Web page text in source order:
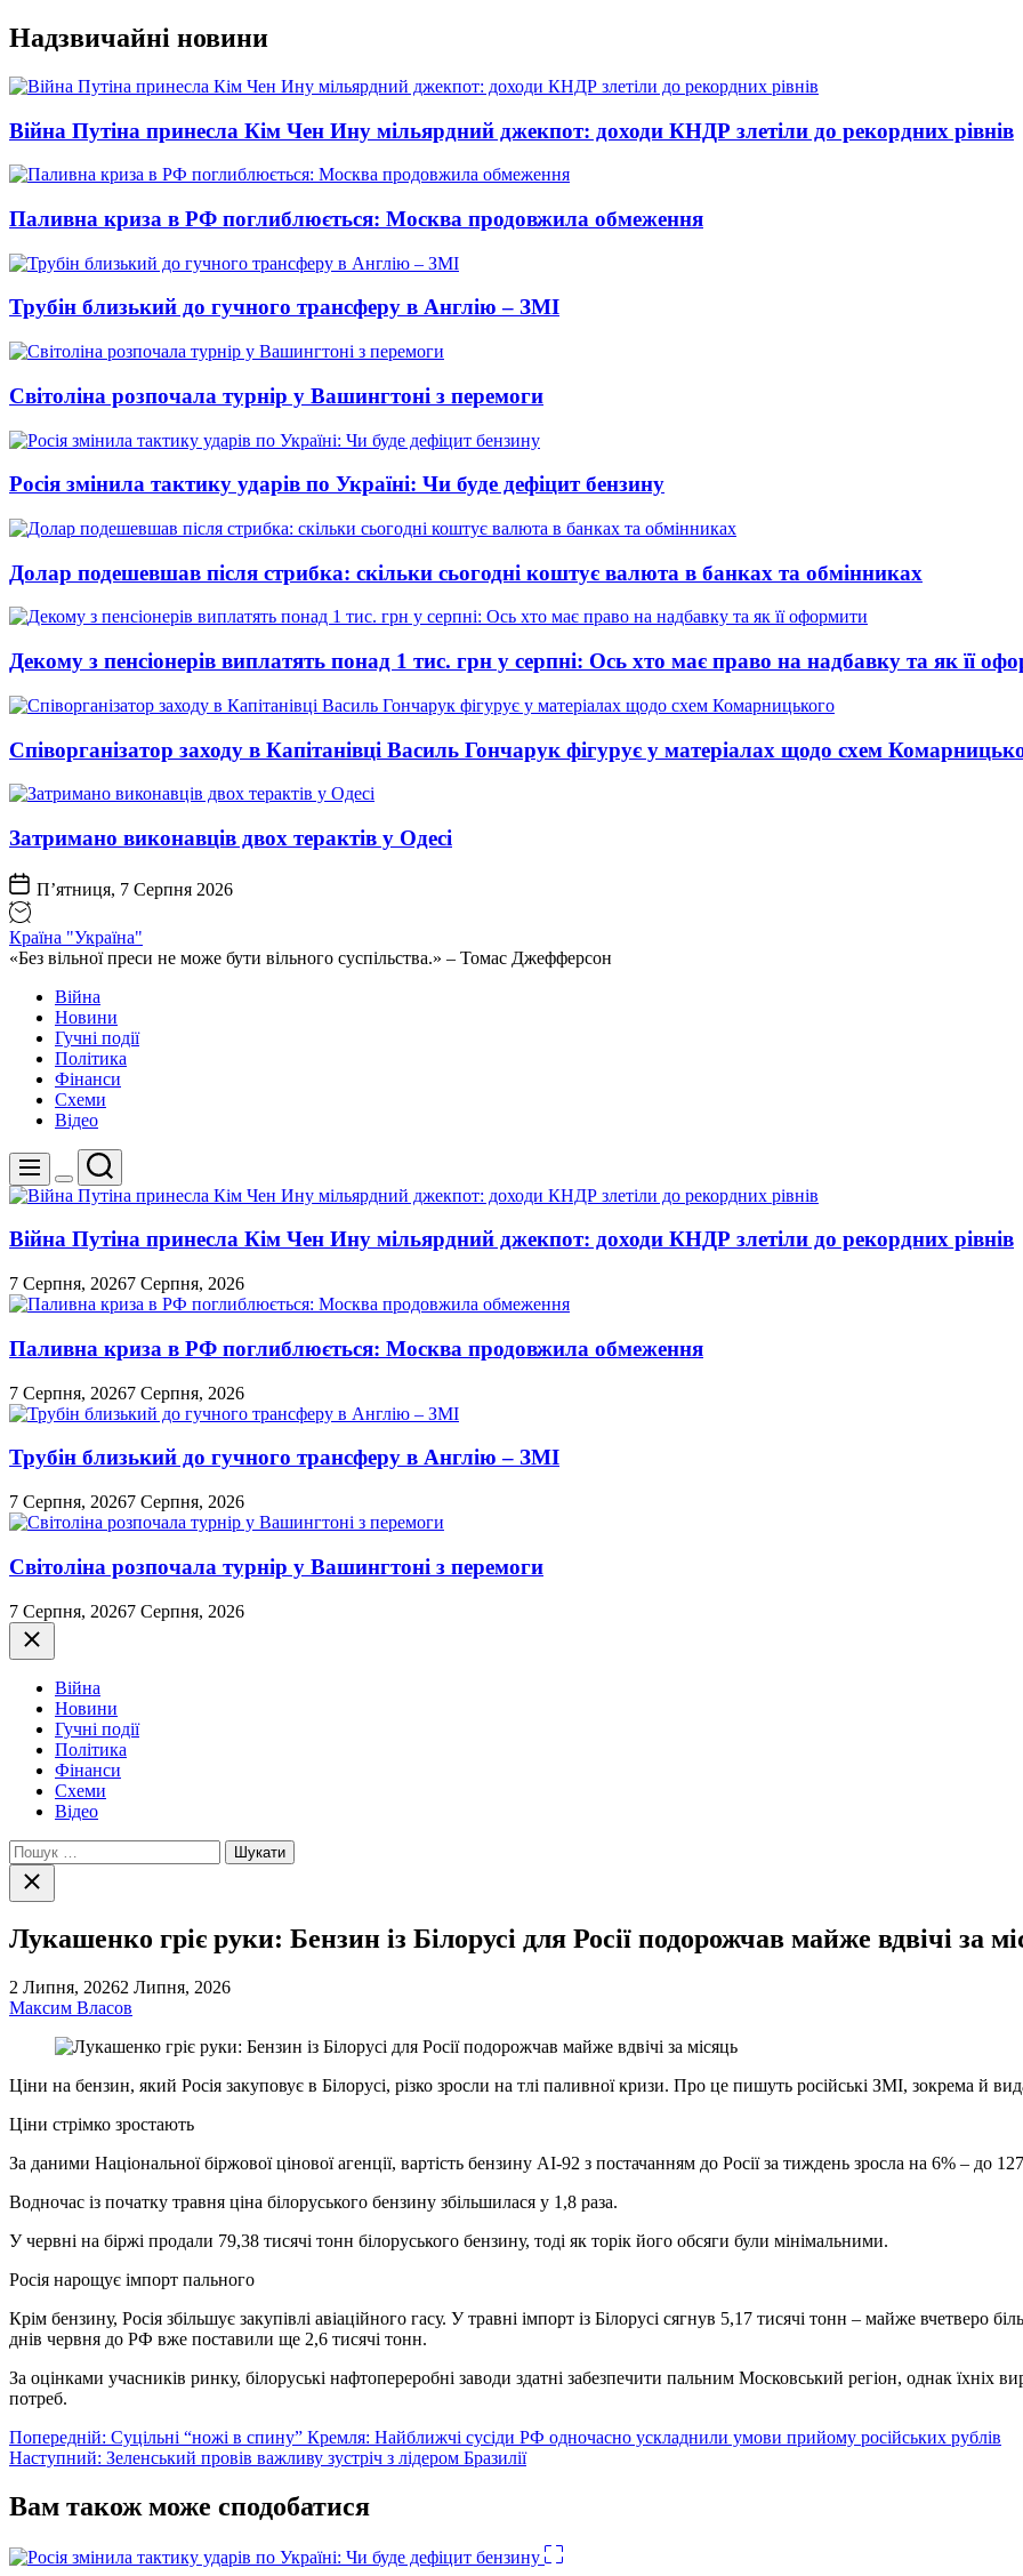
Перейти
до
вмісту
Надзвичайні новини
Війна Путіна принесла Кім Чен Ину мільярдний джекпот: доходи КНДР злетіли до рекордних рівнів
Паливна криза в РФ поглиблюється: Москва продовжила обмеження
Трубін близький до гучного трансферу в Англію – ЗМІ
Світоліна розпочала турнір у Вашингтоні з перемоги
Росія змінила тактику ударів по Україні: Чи буде дефіцит бензину
Долар подешевшав після стрибка: скільки сьогодні коштує валюта в банках та обмінниках
Декому з пенсіонерів виплатять понад 1 тис. грн у серпні: Ось хто має право на надбавку та як її
Співорганізатор заходу в Капітанівці Василь Гончарук фігурує у матеріалах щодо схем
Затримано виконавців двох терактів у Одесі
П’ятниця, 7 Серпня 2026
Країна "Україна"
«Без вільної преси не може бути вільного суспільства.» – Томас Джефферсон
Війна
Новини
Гучні події
Політика
Фінанси
Схеми
Відео
Меню
Перемикач
кольорового
Пошук
Війна Путіна принесла Кім Чен Ину мільярдний джекпот: доходи КНДР злетіли до рекордних рівнів
7 Серпня, 20267 Серпня, 2026
Паливна криза в РФ поглиблюється: Москва продовжила обмеження
7 Серпня, 20267 Серпня, 2026
Трубін близький до гучного трансферу в Англію – ЗМІ
7 Серпня, 20267 Серпня, 2026
Світоліна розпочала турнір у Вашингтоні з перемоги
7 Серпня, 20267 Серпня, 2026
Закрити
Війна
Новини
Гучні події
Політика
Фінанси
Схеми
Відео
Пошук:
Закрити
пошук
Лукашенко гріє руки: Бензин із Білорусі для Росії подорожчав майже вдвічі за
2 Липня, 20262 Липня, 2026
Максим Власов
Ціни на бензин, який Росія закуповує в Білорусі, різко зросли на тлі паливної кризи. Про це пишуть російські ЗМІ, зокрема й
Ціни стрімко зростають
За даними Національної біржової цінової агенції, вартість бензину АІ-92 з постачанням до Росії за тиждень зросла на 6% – до
Водночас із початку травня ціна білоруського бензину збільшилася у 1,8 раза.
У червні на біржі продали 79,38 тисячі тонн білоруського бензину, тоді як торік його обсяги були мінімальними.
Росія нарощує імпорт пального
Крім бензину, Росія збільшує закупівлі авіаційного гасу. У травні імпорт із Білорусі сягнув 5,17 тисячі тонн – майже вчетверо
днів червня до РФ вже поставили ще 2,6 тисячі тонн.
За оцінками учасників ринку, білоруські нафтопереробні заводи здатні забезпечити пальним Московський регіон, однак
потреб.
Навігація
записів
Попередній: Суцільні “ножі в спину” Кремля: Найближчі сусіди РФ одночасно ускладнили умови прийому російських рублів
Наступний: Зеленський провів важливу зустріч з лідером Бразилії
Вам також може сподобатися